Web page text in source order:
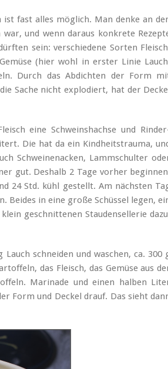
fast alles möglich. Man denke an
und wenn daraus konkrete
sein: verschiedene Sorten
(hier wohl in erster Linie
Durch das Abdichten der Form
Sache nicht explodiert, hat der
eine Schweinshachse und
Die hat da ein Kindheitstrauma,
Schweinenacken, Lammschulter
gut. Deshalb 2 Tage vorher
24 Std. kühl gestellt. Am nächsten
Beides in eine große Schüssel legen,
geschnittenen Staudensellerie
schneiden und waschen, ca. 300
das Fleisch, das Gemüse aus
Marinade und einen halben
Form und Deckel drauf. Das sieht